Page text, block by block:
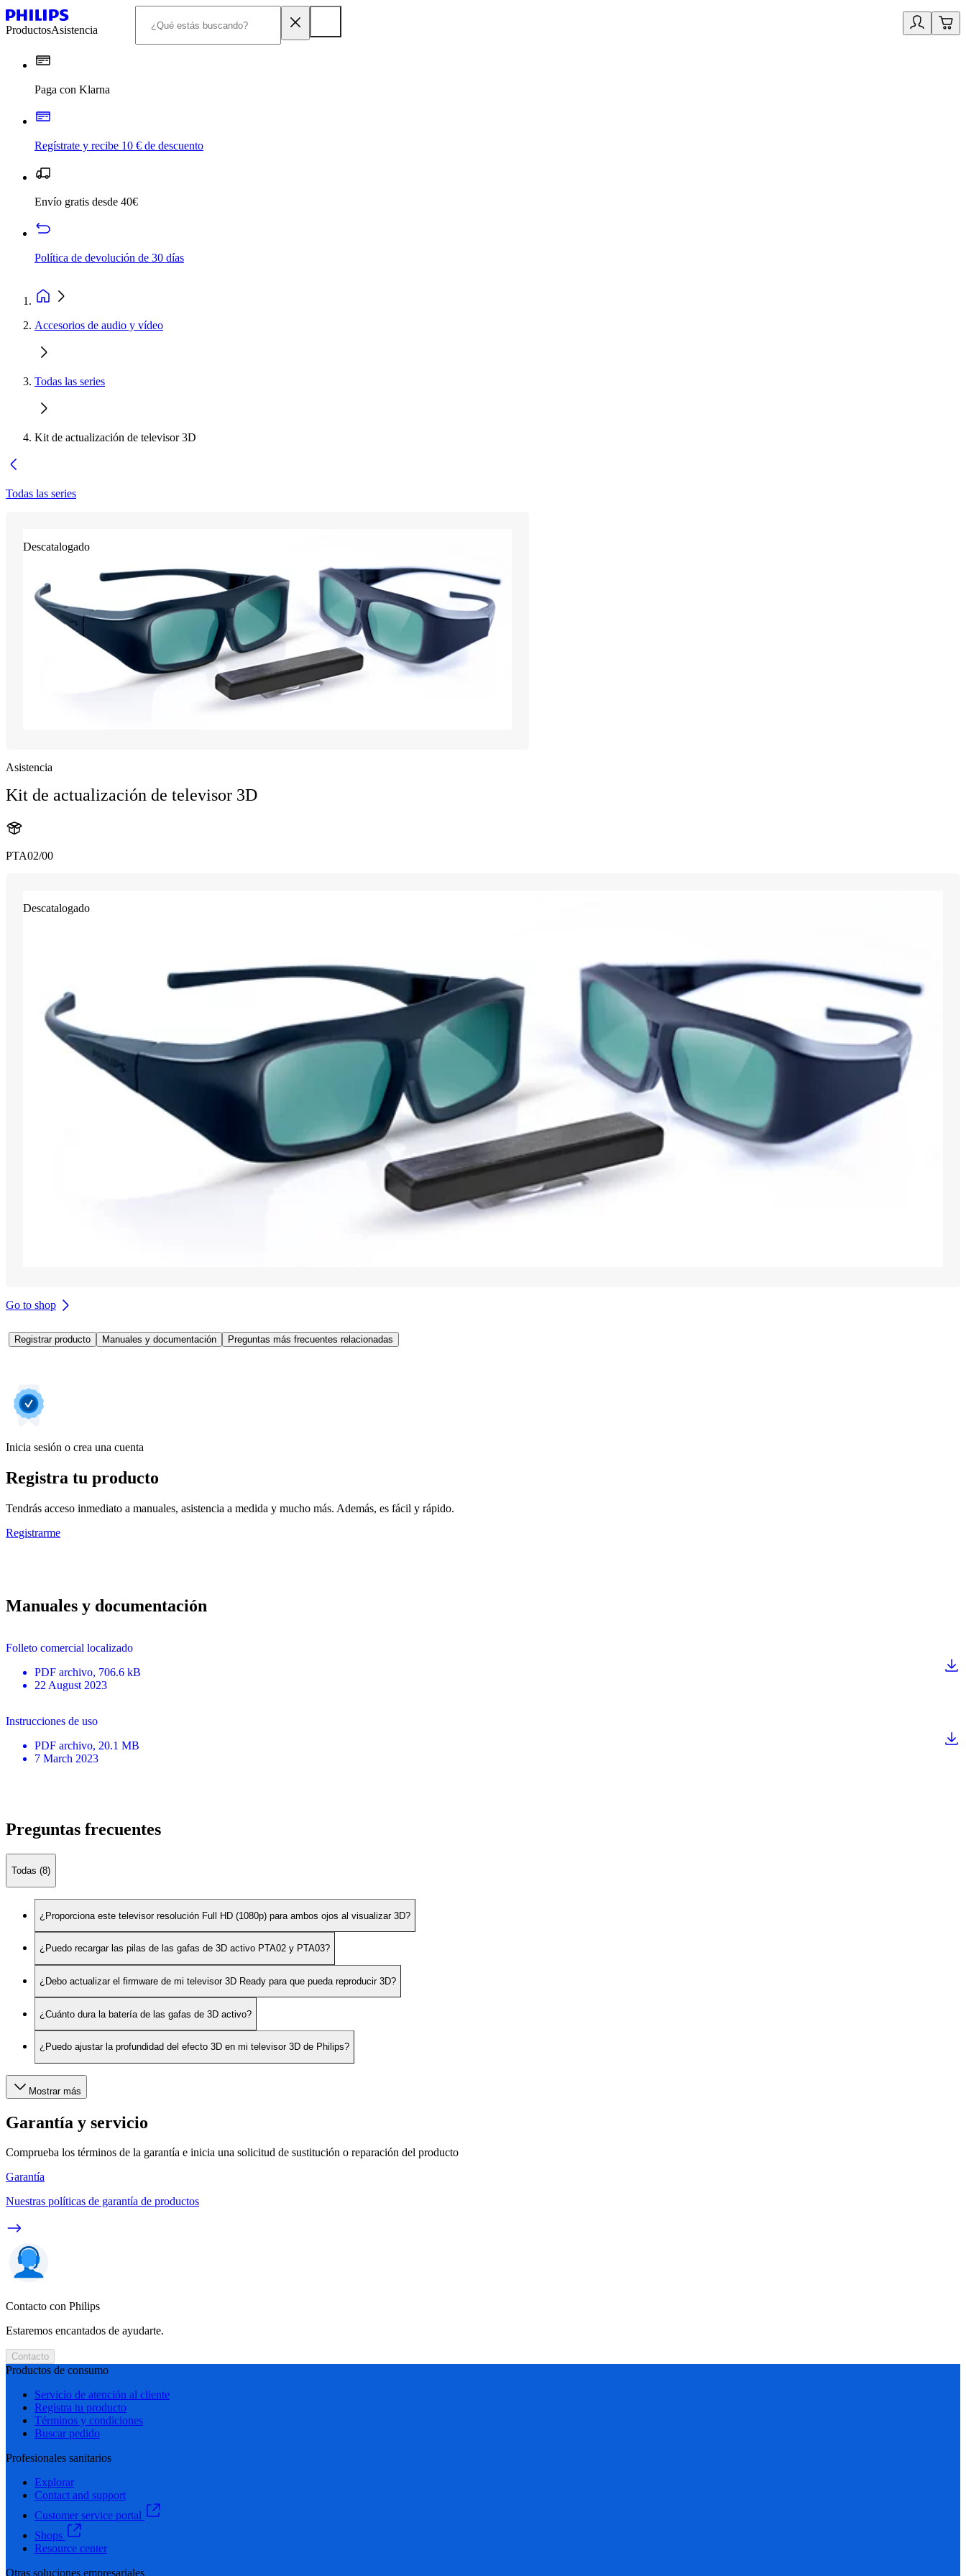
ProductosAsistencia
Paga con Klarna
Regístrate y recibe 10 € de descuento
Envío gratis desde 40€
Política de devolución de 30 días
Accesorios de audio y vídeo
Todas las series
Kit de actualización de televisor 3D
Todas las series
Descatalogado
Asistencia
Kit de actualización de televisor 3D
PTA02/00
Descatalogado
Go to shop
Registrar producto Manuales y documentación Preguntas más frecuentes relacionadas
Inicia sesión o crea una cuenta
Registra tu producto
Tendrás acceso inmediato a manuales, asistencia a medida y mucho más. Además, es fácil y rápido.
Registrarme
Manuales y documentación
Folleto comercial localizado
PDF archivo, 706.6 kB
22 August 2023
Instrucciones de uso
PDF archivo, 20.1 MB
7 March 2023
Preguntas frecuentes
Todas (8)
¿Proporciona este televisor resolución Full HD (1080p) para ambos ojos al visualizar 3D?
¿Puedo recargar las pilas de las gafas de 3D activo PTA02 y PTA03?
¿Debo actualizar el firmware de mi televisor 3D Ready para que pueda reproducir 3D?
¿Cuánto dura la batería de las gafas de 3D activo?
¿Puedo ajustar la profundidad del efecto 3D en mi televisor 3D de Philips?
Mostrar más
Garantía y servicio
Comprueba los términos de la garantía e inicia una solicitud de sustitución o reparación del producto
Garantía
Nuestras políticas de garantía de productos
Contacto con Philips
Estaremos encantados de ayudarte.
Contacto
Productos de consumo
Servicio de atención al cliente
Registra tu producto
Términos y condiciones
Buscar pedido
Profesionales sanitarios
Explorar
Contact and support
Customer service portal
Shops
Resource center
Otras soluciones empresariales